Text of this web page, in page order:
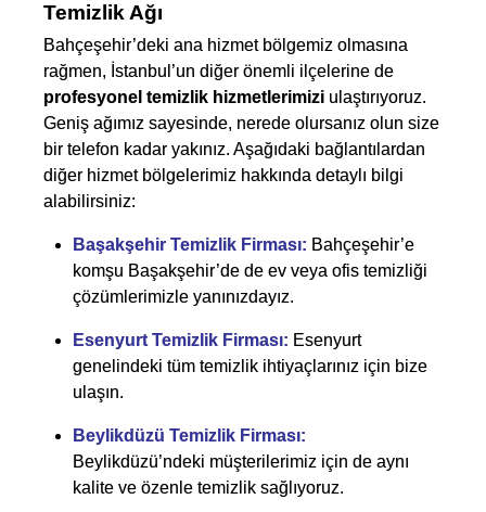
Temizlik Ağı
Bahçeşehir’deki ana hizmet bölgemiz olmasına
rağmen, İstanbul’un diğer önemli ilçelerine de
profesyonel temizlik hizmetlerimizi ulaştırıyoruz.
Geniş ağımız sayesinde, nerede olursanız olun size
bir telefon kadar yakınız. Aşağıdaki bağlantılardan
diğer hizmet bölgelerimiz hakkında detaylı bilgi
alabilirsiniz:
Başakşehir Temizlik Firması: Bahçeşehir’e
komşu Başakşehir’de de ev veya ofis temizliği
çözümlerimizle yanınızdayız.
Esenyurt Temizlik Firması: Esenyurt
genelindeki tüm temizlik ihtiyaçlarınız için bize
ulaşın.
Beylikdüzü Temizlik Firması:
Beylikdüzü’ndeki müşterilerimiz için de aynı
kalite ve özenle temizlik sağlıyoruz.